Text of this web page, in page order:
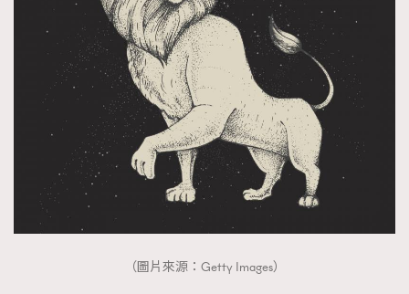
（圖片來源：Getty Images）